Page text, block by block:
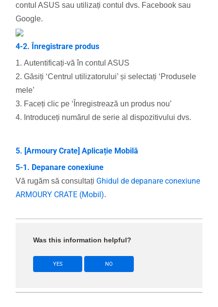
contul ASUS sau utilizați contul dvs. Facebook sau
Google.
4-2. Înregistrare produs
1. Autentificați-vă în contul ASUS
2. Găsiți ‘Centrul utilizatorului’ și selectați ‘Produsele
mele’
3. Faceți clic pe ‘Înregistrează un produs nou’
4. Introduceți numărul de serie al dispozitivului dvs.
5. [Armoury Crate] Aplicație Mobilă
5-1. Depanare conexiune
Vă rugăm să consultați Ghidul de depanare conexiune
ARMOURY CRATE (Mobil).
Was this information helpful?
YES NO